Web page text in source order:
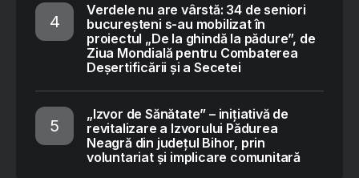
Verdele nu are vârstă: 34 de seniori
bucureșteni s-au mobilizat în
proiectul „De la ghindă la pădure”, de
Ziua Mondială pentru Combaterea
Deșertificării și a Secetei
„Izvor de Sănătate” – inițiativă de
revitalizare a Izvorului Pădurea
Neagră din județul Bihor, prin
voluntariat și implicare comunitară